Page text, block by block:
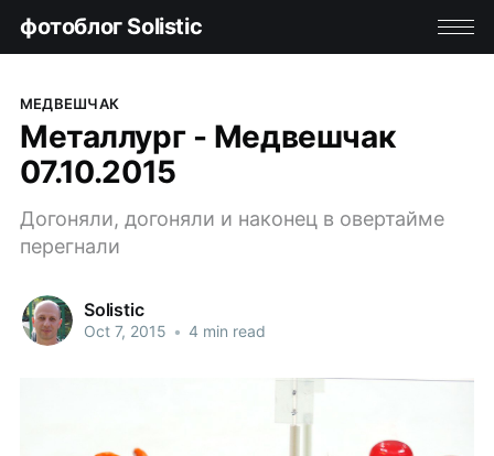
фотоблог Solistic
МЕДВЕШЧАК
Металлург - Медвешчак
07.10.2015
Догоняли, догоняли и наконец в овертайме
перегнали
Solistic
Oct 7, 2015 • 4 min read